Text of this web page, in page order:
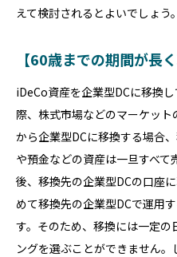
えて検討されるとよいでしょう。
【60歳までの期間が長
iDeCo資産を企業型DCに移換
際、株式市場などのマーケッ
から企業型DCに移換する場合
や預金などの資産は一旦すべ
後、移換先の企業型DCの口座
めて移換先の企業型DCで運用
す。そのため、移換には一定
ングを選ぶことができません